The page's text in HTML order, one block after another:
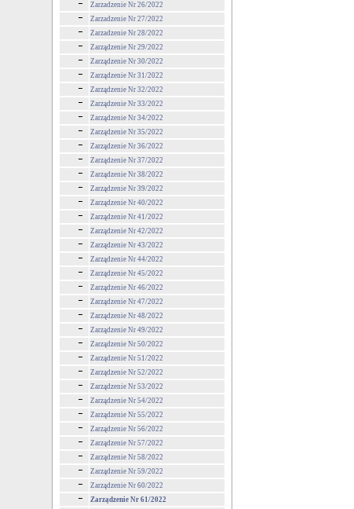
Zarzadzenie Nr 26/2022
Zarzadzenie Nr 27/2022
Zarzadzenie Nr 28/2022
Zarządzenie Nr 29/2022
Zarządzenie Nr 30/2022
Zarządzenie Nr 31/2022
Zarządzenie Nr 32/2022
Zarządzenie Nr 33/2022
Zarządzenie Nr 34/2022
Zarządzenie Nr 35/2022
Zarządzenie Nr 36/2022
Zarządzenie Nr 37/2022
Zarządzenie Nr 38/2022
Zarządzenie Nr 39/2022
Zarządzenie Nr 40/2022
Zarządzenie Nr 41/2022
Zarządzenie Nr 42/2022
Zarządzenie Nr 43/2022
Zarządzenie Nr 44/2022
Zarządzenie Nr 45/2022
Zarządzenie Nr 46/2022
Zarządzenie Nr 47/2022
Zarządzenie Nr 48/2022
Zarządzenie Nr 49/2022
Zarządzenie Nr 50/2022
Zarządzenie Nr 51/2022
Zarządzenie Nr 52/2022
Zarządzenie Nr 53/2022
Zarządzenie Nr 54/2022
Zarządzenie Nr 55/2022
Zarządzenie Nr 56/2022
Zarządzenie Nr 57/2022
Zarządzenie Nr 58/2022
Zarządzenie Nr 59/2022
Zarządzenie Nr 60/2022
Zarządzenie Nr 61/2022